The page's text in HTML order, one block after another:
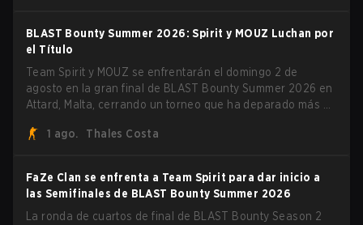
BLAST Bounty Summer 2026: Spirit y MOUZ Luchan por
el Título
Team Spirit y MOUZ se enfrentarán el domingo 2 de
agosto en la gran final de BLAST Bounty Summer 2026 en
Attard, Malta, cerrando un torneo que ha deparado más de
1 ago.
Thales Costa
FaZe Clan se enfrenta a Team Spirit para dar inicio a
las Semifinales de BLAST Bounty Summer 2026
La ronda de cuartos de final de BLAST Bounty Season 2